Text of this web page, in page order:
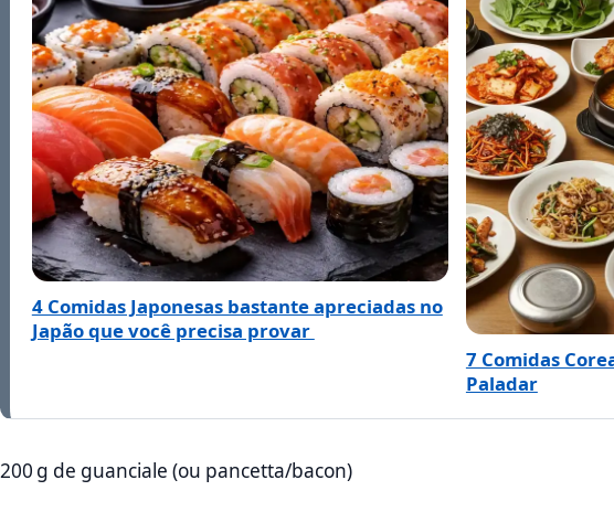
4 Comidas Japonesas bastante apreciadas no
Japão que você precisa provar
7 Comidas
Paladar
200 g de guanciale (ou pancetta/bacon)